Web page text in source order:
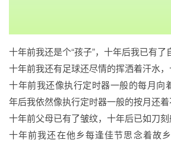
十年前我还是个“孩子”，十年后我已有了
十年前我还有足球还尽情的挥洒着汗水，
十年前我还像执行定时器一般的每月向
年后我依然像执行定时器一般的按月还着
十年前父母已有了皱纹，十年后已如刀刻
十年前我还在他乡每逢佳节思念着故